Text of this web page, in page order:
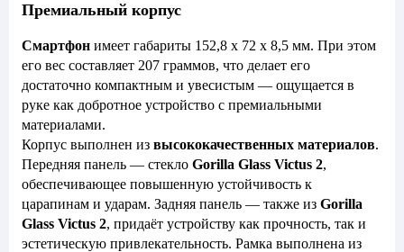
Премиальный корпус
Смартфон имеет габариты 152,8 x 72 x 8,5 мм. При этом
его вес составляет 207 граммов, что делает его
достаточно компактным и увесистым — ощущается в
руке как добротное устройство с премиальными
материалами.
Корпус выполнен из высококачественных материалов.
Передняя панель — стекло Gorilla Glass Victus 2,
обеспечивающее повышенную устойчивость к
царапинам и ударам. Задняя панель — также из Gorilla
Glass Victus 2, придаёт устройству как прочность, так и
эстетическую привлекательность. Рамка выполнена из